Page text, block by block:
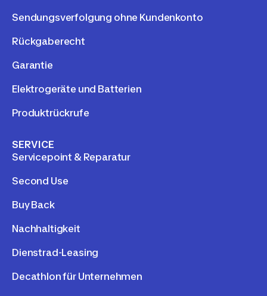
Sendungsverfolgung ohne Kundenkonto
Rückgaberecht
Garantie
Elektrogeräte und Batterien
Produktrückrufe
SERVICE
Servicepoint & Reparatur
Second Use
Buy Back
Nachhaltigkeit
Dienstrad-Leasing
Decathlon für Unternehmen